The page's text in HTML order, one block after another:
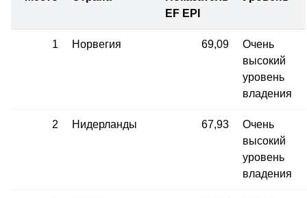
EF EPI
1 Норвегия 69,09
Очень
высокий
уровень
владения
2 Нидерланды 67,93
Очень
высокий
уровень
владения